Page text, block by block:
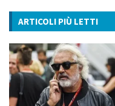
ARTICOLI PIÙ LETTI